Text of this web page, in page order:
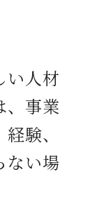
い人材
、事業
験、
ない場